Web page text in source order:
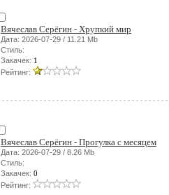
Вячеслав Серёгин - Хрупкий мир
Дата: 2026-07-29 / 11.21 Mb
Стиль:
Закачек: 1
Рейтинг:
Вячеслав Серёгин - Прогулка с месяцем
Дата: 2026-07-29 / 8.26 Mb
Стиль:
Закачек: 0
Рейтинг: